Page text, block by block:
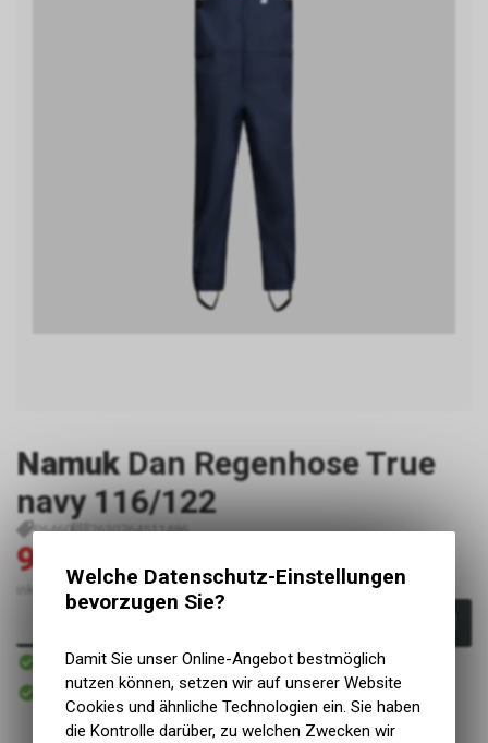
Namuk Dan Regenhose True
navy 116/122
P6460 7630764511486
90.30 CHF 129.00 CHF
inkl. MwSt., zzgl. Versandkosten
Sofort verfügbar
Versand
Sofort abholbar
Abholung BIKE ACADEMY DAVOS
Welche Datenschutz-Einstellungen
bevorzugen Sie?
Damit Sie unser Online-Angebot bestmöglich
nutzen können, setzen wir auf unserer Website
Cookies und ähnliche Technologien ein. Sie haben
die Kontrolle darüber, zu welchen Zwecken wir